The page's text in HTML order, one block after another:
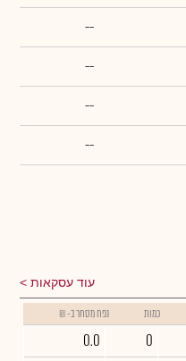
--
--
--
--
עוד עסקאות
כמות נפח מסחר ב- ₪
0
0.0